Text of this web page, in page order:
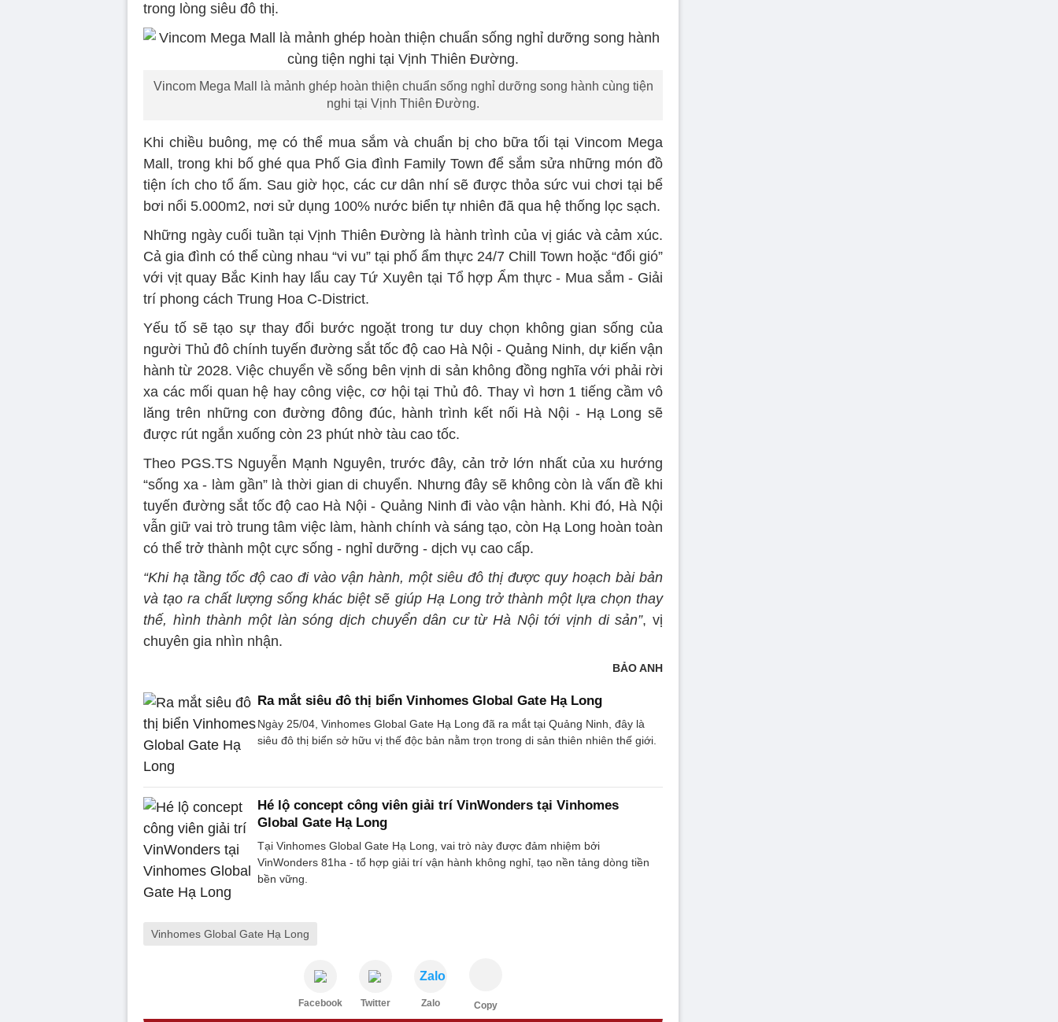
trong lòng siêu đô thị.
Vincom Mega Mall là mảnh ghép hoàn thiện chuẩn sống nghỉ dưỡng song hành cùng tiện
nghi tại Vịnh Thiên Đường.
Khi chiều buông, mẹ có thể mua sắm và chuẩn bị cho bữa tối tại Vincom Mega
Mall, trong khi bố ghé qua Phố Gia đình Family Town để sắm sửa những món đồ
tiện ích cho tổ ấm. Sau giờ học, các cư dân nhí sẽ được thỏa sức vui chơi tại bể
bơi nổi 5.000m2, nơi sử dụng 100% nước biển tự nhiên đã qua hệ thống lọc sạch.
Những ngày cuối tuần tại Vịnh Thiên Đường là hành trình của vị giác và cảm xúc.
Cả gia đình có thể cùng nhau “vi vu” tại phố ẩm thực 24/7 Chill Town hoặc “đổi gió”
với vịt quay Bắc Kinh hay lẩu cay Tứ Xuyên tại Tổ hợp Ẩm thực - Mua sắm - Giải
trí phong cách Trung Hoa C-District.
Yếu tố sẽ tạo sự thay đổi bước ngoặt trong tư duy chọn không gian sống của
người Thủ đô chính tuyến đường sắt tốc độ cao Hà Nội - Quảng Ninh, dự kiến vận
hành từ 2028. Việc chuyển về sống bên vịnh di sản không đồng nghĩa với phải rời
xa các mối quan hệ hay công việc, cơ hội tại Thủ đô. Thay vì hơn 1 tiếng cầm vô
lăng trên những con đường đông đúc, hành trình kết nối Hà Nội - Hạ Long sẽ
được rút ngắn xuống còn 23 phút nhờ tàu cao tốc.
Theo PGS.TS Nguyễn Mạnh Nguyên, trước đây, cản trở lớn nhất của xu hướng
“sống xa - làm gần” là thời gian di chuyển. Nhưng đây sẽ không còn là vấn đề khi
tuyến đường sắt tốc độ cao Hà Nội - Quảng Ninh đi vào vận hành. Khi đó, Hà Nội
vẫn giữ vai trò trung tâm việc làm, hành chính và sáng tạo, còn Hạ Long hoàn toàn
có thể trở thành một cực sống - nghỉ dưỡng - dịch vụ cao cấp.
“Khi hạ tầng tốc độ cao đi vào vận hành, một siêu đô thị được quy hoạch bài bản
và tạo ra chất lượng sống khác biệt sẽ giúp Hạ Long trở thành một lựa chọn thay
thế, hình thành một làn sóng dịch chuyển dân cư từ Hà Nội tới vịnh di sản”, vị
chuyên gia nhìn nhận.
BẢO ANH
Ra mắt siêu đô thị biển Vinhomes Global Gate Hạ Long
Ngày 25/04, Vinhomes Global Gate Hạ Long đã ra mắt tại Quảng Ninh, đây là
siêu đô thị biển sở hữu vị thế độc bản nằm trọn trong di sản thiên nhiên thế giới.
Hé lộ concept công viên giải trí VinWonders tại Vinhomes
Global Gate Hạ Long
Tại Vinhomes Global Gate Hạ Long, vai trò này được đảm nhiệm bởi
VinWonders 81ha - tổ hợp giải trí vận hành không nghỉ, tạo nền tảng dòng tiền
bền vững.
Vinhomes Global Gate Hạ Long
Facebook Twitter
Zalo
Zalo Copy